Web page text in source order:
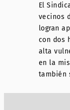
El
vecinos
logran
con dos
alta
en la